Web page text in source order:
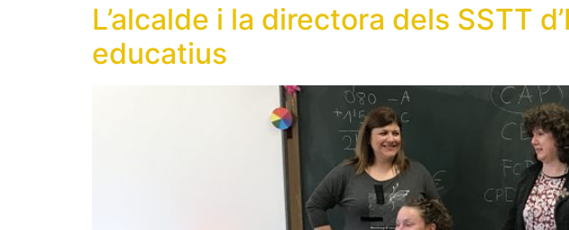
L’alcalde i la directora dels SSTT
educatius